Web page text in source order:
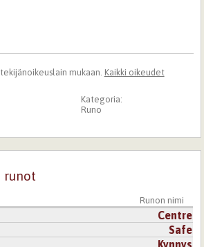
mukaan. Kaikki oikeudet
Kategoria:
Runo
runot
Runon nimi
Centre
Safe
Kynnys